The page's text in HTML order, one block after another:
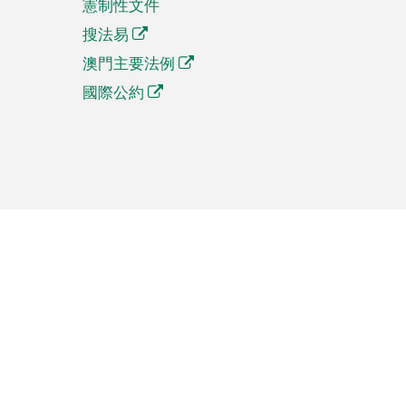
憲制性文件
搜法易
澳門主要法例
國際公約